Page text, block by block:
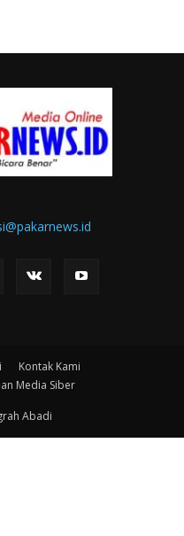
Kontak Kami
Media Siber
Abadi